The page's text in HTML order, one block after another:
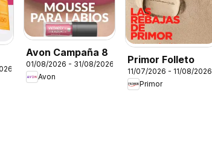
Avon Campaña 8
01/08/2026 - 31/08/2026
Avon
Primor Folleto
11/07/2026 - 11/08/2026
Primor